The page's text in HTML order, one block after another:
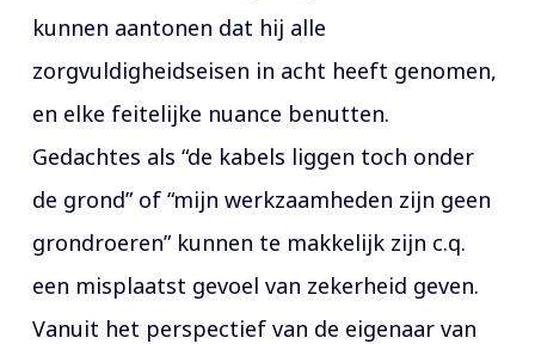
kunnen aantonen dat hij alle
zorgvuldigheidseisen in acht heeft genomen,
en elke feitelijke nuance benutten.
Gedachtes als “de kabels liggen toch onder
de grond” of “mijn werkzaamheden zijn geen
grondroeren” kunnen te makkelijk zijn c.q.
een misplaatst gevoel van zekerheid geven.
Vanuit het perspectief van de eigenaar van